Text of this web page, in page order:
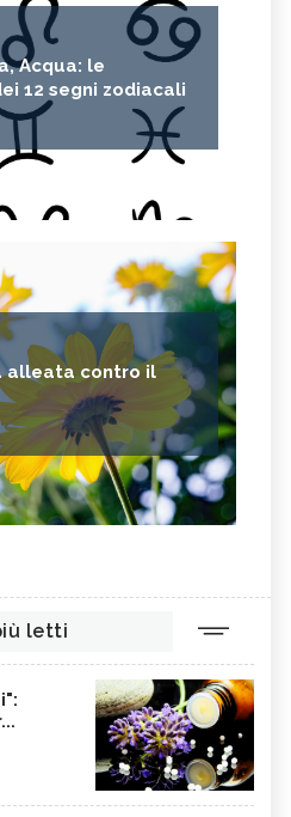
Acqua: le
12 segni zodiacali
alleata contro il
letti